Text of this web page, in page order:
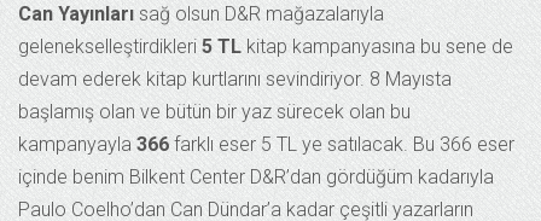
Can Yayınları sağ olsun D&R mağazalarıyla
gelenekselleştirdikleri 5 TL kitap kampanyasına bu sene de
devam ederek kitap kurtlarını sevindiriyor. 8 Mayısta
başlamış olan ve bütün bir yaz sürecek olan bu
kampanyayla 366 farklı eser 5 TL ye satılacak. Bu 366 eser
içinde benim Bilkent Center D&R’dan gördüğüm kadarıyla
Paulo Coelho’dan Can Dündar’a kadar çeşitli yazarların